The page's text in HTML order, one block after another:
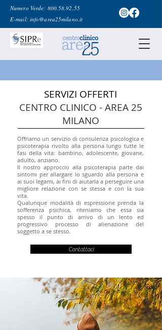
Numero Verde: 800.58.92.55
E-mail: info@area25milano.it
SERVIZI OFFERTI
CENTRO CLINICO - AREA 25
MILANO
Offriamo un servizio di consulenza psicologica e
psicoterapia rivolto alla persona lungo tutte le
fasi della vita: bambino, adolescente, giovane,
adulto, anziano.
Il nostro approccio alla psicoterapia parte dai
sintomi per allargare lo sguardo alla persona e
ai suoi legami, ai fini di aiutarla a perseguire una
migliore relazione con se stessa e con la sua
vita.
Qualunque modalità di espressione prenda la
sofferenza psichica, riteniamo che essa sia
spesso il punto di arrivo di un lento ed
progressivo processo di alienazione del
soggetto a se stesso.
Contattaci